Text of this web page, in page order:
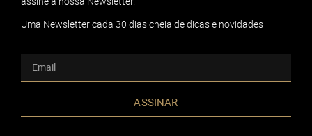
Uma Newsletter cada 30 dias cheia de dicas e novidades
ASSINAR